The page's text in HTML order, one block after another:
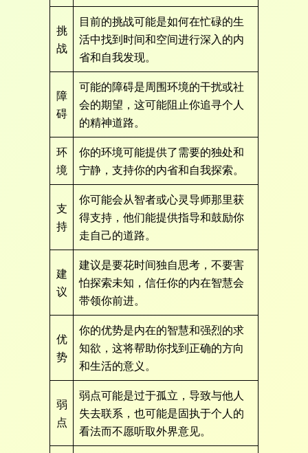
挑
战
目前的挑战可能是如何在忙碌的生
活中找到时间和空间进行深入的内
省和自我发现。
障
碍
可能的障碍是周围环境的干扰或社
会的期望，这可能阻止你追寻个人
的精神道路。
环
境
你的环境可能提供了需要的独处和
宁静，支持你的内省和自我探索。
支
持
你可能会从智者或心灵导师那里获
得支持，他们能提供指导和鼓励你
走自己的道路。
建
议
建议是要花时间独自思考，不要害
怕探索未知，信任你的内在智慧会
带领你前进。
优
势
你的优势是内在的智慧和强烈的求
知欲，这将帮助你找到正确的方向
和生活的意义。
弱
点
弱点可能是过于孤立，导致与他人
失去联系，也可能是固执于个人的
看法而不愿听取外界意见。